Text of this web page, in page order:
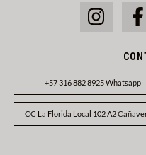
+57 316 882 8925 Whatsapp
CC La Florida Local 102 A2